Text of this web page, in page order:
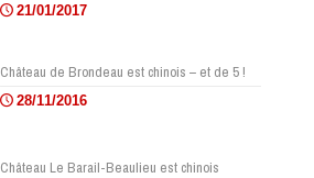
21/01/2017
Château de Brondeau est chinois – et de 5 !
28/11/2016
Château Le Barail-Beaulieu est chinois